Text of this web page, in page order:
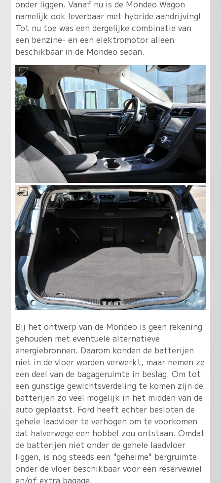
onder liggen. Vanaf nu is de Mondeo Wagon
namelijk ook leverbaar met hybride aandrijving!
Tot nu toe was een dergelijke combinatie van
een benzine- en een elektromotor alleen
beschikbaar in de Mondeo sedan.
Bij het ontwerp van de Mondeo is geen rekening
gehouden met eventuele alternatieve
energiebronnen. Daarom konden de batterijen
niet in de vloer worden verwerkt, maar nemen ze
een deel van de bagageruimte in beslag. Om tot
een gunstige gewichtsverdeling te komen zijn de
batterijen zo veel mogelijk in het midden van de
auto geplaatst. Ford heeft echter besloten de
gehele laadvloer te verhogen om te voorkomen
dat halverwege een hobbel zou ontstaan. Omdat
de batterijen niet onder de gehele laadvloer
liggen, is nog steeds een "geheime" bergruimte
onder de vloer beschikbaar voor een reservewiel
en/of extra bagage.